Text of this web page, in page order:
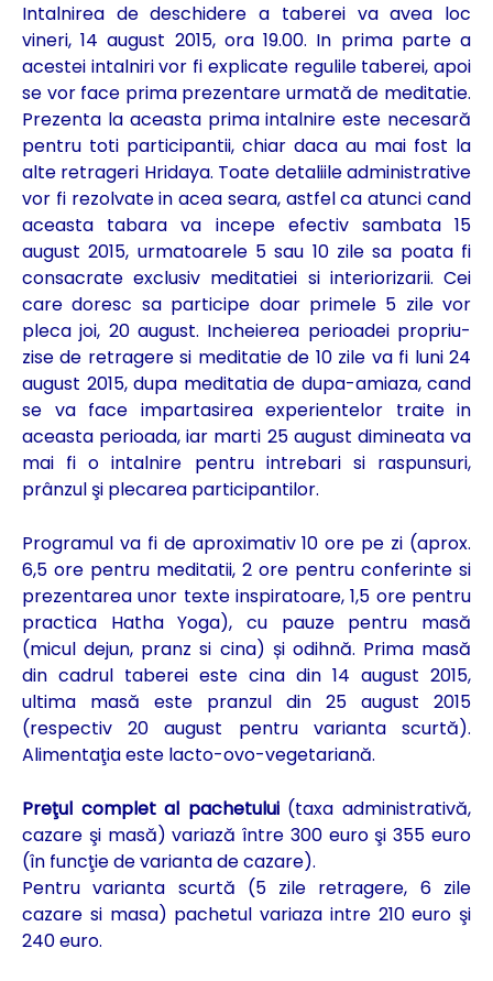
Intalnirea de deschidere a taberei va avea loc
vineri, 14 august 2015, ora 19.00. In prima parte a
acestei intalniri vor fi explicate regulile taberei, apoi
se vor face prima prezentare urmată de meditatie.
Prezenta la aceasta prima intalnire este necesară
pentru toti participantii, chiar daca au mai fost la
alte retrageri Hridaya. Toate detaliile administrative
vor fi rezolvate in acea seara, astfel ca atunci cand
aceasta tabara va incepe efectiv sambata 15
august 2015, urmatoarele 5 sau 10 zile sa poata fi
consacrate exclusiv meditatiei si interiorizarii. Cei
care doresc sa participe doar primele 5 zile vor
pleca joi, 20 august. Incheierea perioadei propriu-
zise de retragere si meditatie de 10 zile va fi luni 24
august 2015, dupa meditatia de dupa-amiaza, cand
se va face impartasirea experientelor traite in
aceasta perioada, iar marti 25 august dimineata va
mai fi o intalnire pentru intrebari si raspunsuri,
prânzul şi plecarea participantilor.
Programul va fi de aproximativ 10 ore pe zi (aprox.
6,5 ore pentru meditatii, 2 ore pentru conferinte si
prezentarea unor texte inspiratoare, 1,5 ore pentru
practica Hatha Yoga), cu pauze pentru masă
(micul dejun, pranz si cina) și odihnă. Prima masă
din cadrul taberei este cina din 14 august 2015,
ultima masă este pranzul din 25 august 2015
(respectiv 20 august pentru varianta scurtă).
Alimentaţia este lacto-ovo-vegetariană.
Preţul complet al pachetului (taxa administrativă,
cazare şi masă) variază între 300 euro şi 355 euro
(în funcţie de varianta de cazare).
Pentru varianta scurtă (5 zile retragere, 6 zile
cazare si masa) pachetul variaza intre 210 euro şi
240 euro.